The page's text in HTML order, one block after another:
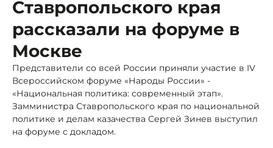
Ставропольского края
рассказали на форуме в
Москве
Представители со всей России приняли участие в IV
Всероссийском форуме «Народы России» -
«Национальная политика: современный этап».
Замминистра Ставропольского края по национальной
политике и делам казачества Сергей Зинев выступил
на форуме с докладом.